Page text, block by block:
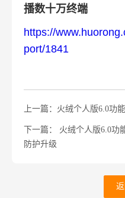
播数十万终端
https://
port/1841
上一篇：火绒个人版6.0功
下一篇： 火绒个人版6.0功
防护升级